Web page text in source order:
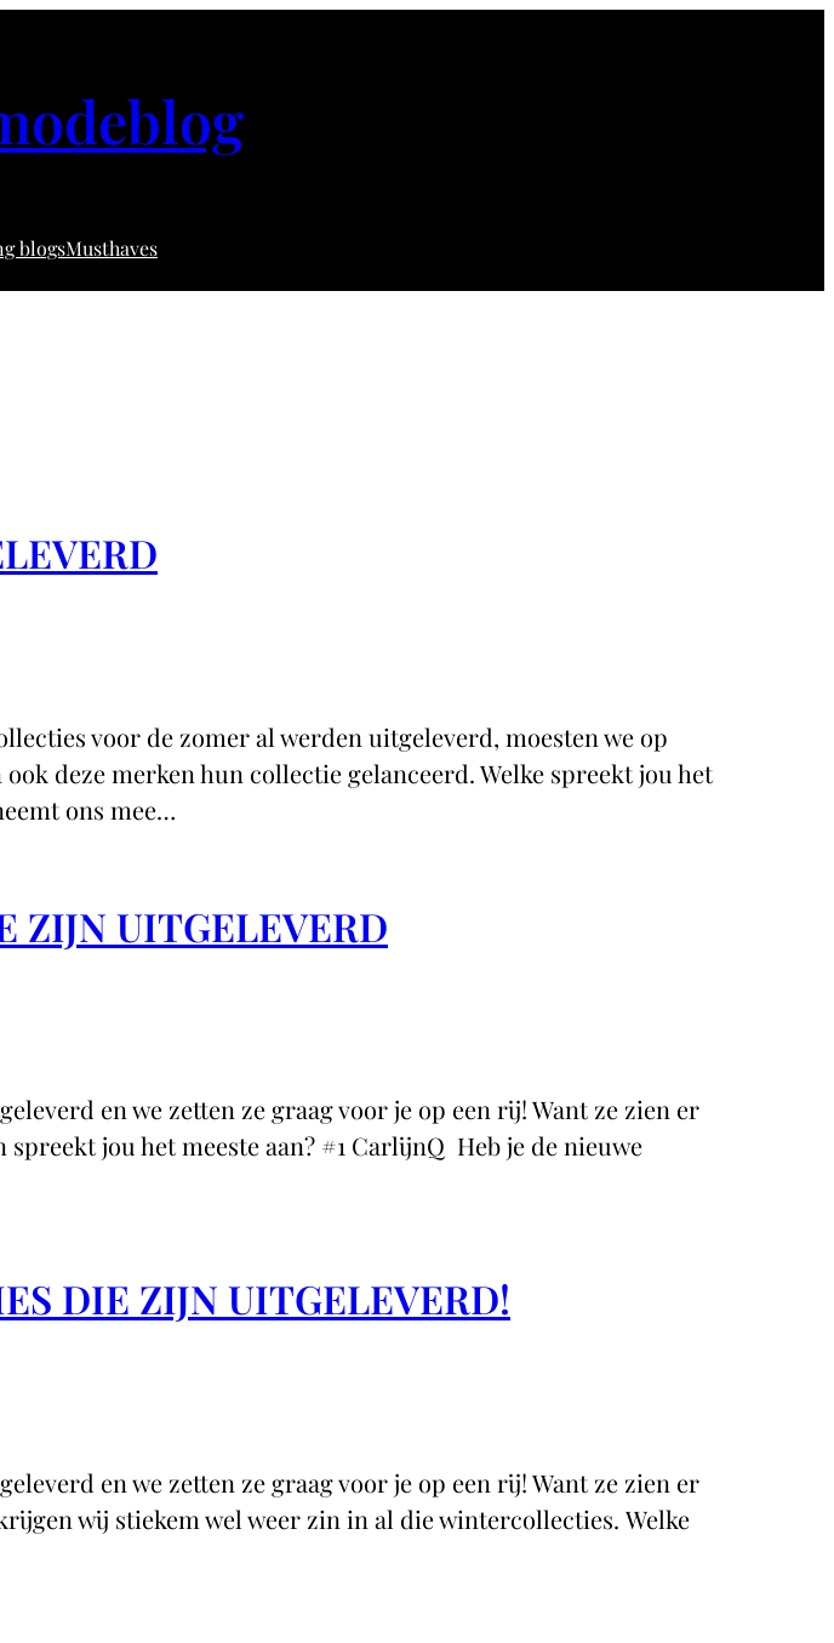
blogsMusthaves
voor de zomer al werden uitgeleverd, moesten we op
deze merken hun collectie gelanceerd. Welke spreekt jou het
ons mee…
ZIJN UITGELEVERD
en we zetten ze graag voor je op een rij! Want ze zien er
jou het meeste aan? #1 CarlijnQ Heb je de nieuwe
DIE ZIJN UITGELEVERD!
en we zetten ze graag voor je op een rij! Want ze zien er
wij stiekem wel weer zin in al die wintercollecties. Welke